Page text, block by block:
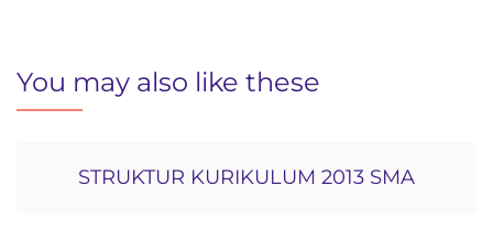
You may also like these
STRUKTUR KURIKULUM 2013 SMA